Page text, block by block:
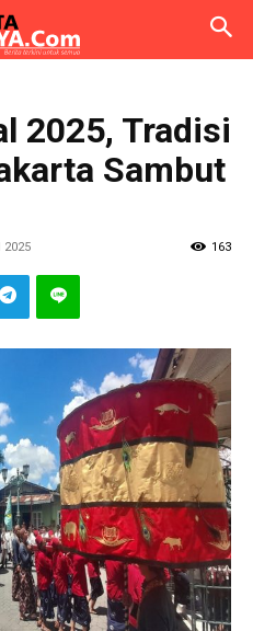
2025, Tradisi
Sambut
2025 163